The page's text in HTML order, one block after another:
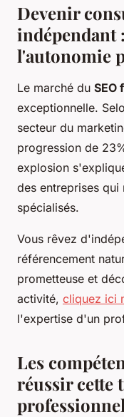
Devenir
indépendant
l'autonomie
Le marché du SEO
exceptionnelle.
secteur du
progression de
explosion
des entreprises qui
spécialisés.
Vous rêvez
référencement
prometteuse et
activité, cliquez ici
l'expertise d'un
Les
réussir cette